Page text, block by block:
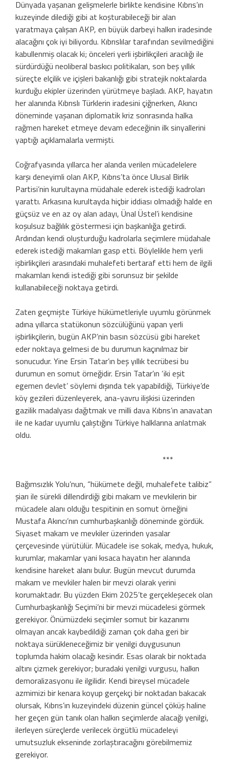
Dünyada yaşanan gelişmelerle birlikte kendisine Kıbrıs’ın
kuzeyinde dilediği gibi at koşturabileceği bir alan
yaratmaya çalışan AKP, en büyük darbeyi halkın iradesinde
alacağını çok iyi biliyordu. Kıbrıslılar tarafından sevilmediğini
kabullenmiş olacak ki; önceleri yerli işbirlikçileri aracılığı ile
sürdürdüğü neoliberal baskıcı politikaları, son beş yıllık
süreçte elçilik ve içişleri bakanlığı gibi stratejik noktalarda
kurduğu ekipler üzerinden yürütmeye başladı. AKP, hayatın
her alanında Kıbrıslı Türklerin iradesini çiğnerken, Akıncı
döneminde yaşanan diplomatik kriz sonrasında halka
rağmen hareket etmeye devam edeceğinin ilk sinyallerini
yaptığı açıklamalarla vermişti.
Coğrafyasında yıllarca her alanda verilen mücadelelere
karşı deneyimli olan AKP, Kıbrıs’ta önce Ulusal Birlik
Partisi’nin kurultayına müdahale ederek istediği kadroları
yarattı. Arkasına kurultayda hiçbir iddiası olmadığı halde en
güçsüz ve en az oy alan adayı, Ünal Üstel’i kendisine
koşulsuz bağlılık göstermesi için başkanlığa getirdi.
Ardından kendi oluşturduğu kadrolarla seçimlere müdahale
ederek istediği makamları gasp etti. Böylelikle hem yerli
işbirlikçileri arasındaki muhalefeti bertaraf etti hem de ilgili
makamları kendi istediği gibi sorunsuz bir şekilde
kullanabileceği noktaya getirdi.
Zaten geçmişte Türkiye hükümetleriyle uyumlu görünmek
adına yıllarca statükonun sözcülüğünü yapan yerli
işbirlikçilerin, bugün AKP’nin basın sözcüsü gibi hareket
eder noktaya gelmesi de bu durumun kaçınılmaz bir
sonucudur. Yine Ersin Tatar’ın beş yıllık tecrübesi bu
durumun en somut örneğidir. Ersin Tatar’ın ‘iki eşit
egemen devlet’ söylemi dışında tek yapabildiği, Türkiye’de
köy gezileri düzenleyerek, ana-yavru ilişkisi üzerinden
gazilik madalyası dağıtmak ve milli dava Kıbrıs’ın anavatan
ile ne kadar uyumlu çalıştığını Türkiye halklarına anlatmak
oldu.
***
Bağımsızlık Yolu’nun, “hükümete değil, muhalefete talibiz”
şiarı ile sürekli dillendirdiği gibi makam ve mevkilerin bir
mücadele alanı olduğu tespitinin en somut örneğini
Mustafa Akıncı’nın cumhurbaşkanlığı döneminde gördük.
Siyaset makam ve mevkiler üzerinden yasalar
çerçevesinde yürütülür. Mücadele ise sokak, medya, hukuk,
kurumlar, makamlar yani kısaca hayatın her alanında
kendisine hareket alanı bulur. Bugün mevcut durumda
makam ve mevkiler halen bir mevzi olarak yerini
korumaktadır. Bu yüzden Ekim 2025’te gerçekleşecek olan
Cumhurbaşkanlığı Seçimi’ni bir mevzi mücadelesi görmek
gerekiyor. Önümüzdeki seçimler somut bir kazanımı
olmayan ancak kaybedildiği zaman çok daha geri bir
noktaya sürükleneceğimiz bir yenilgi duygusunun
toplumda hakim olacağı kesindir. Esas olarak bir noktada
altını çizmek gerekiyor; buradaki yenilgi vurgusu, halkın
demoralizasyonu ile ilgilidir. Kendi bireysel mücadele
azmimizi bir kenara koyup gerçekçi bir noktadan bakacak
olursak, Kıbrıs’ın kuzeyindeki düzenin güncel çöküş haline
her geçen gün tanık olan halkın seçimlerde alacağı yenilgi,
ilerleyen süreçlerde verilecek örgütlü mücadeleyi
umutsuzluk ekseninde zorlaştıracağını görebilmemiz
gerekiyor.